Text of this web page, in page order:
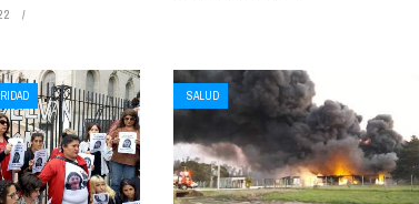
SALUD